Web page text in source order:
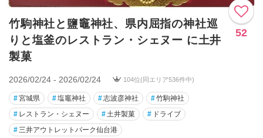
竹駒神社と鹽竈神社、県内屈指の神社巡
りと塩釜のレストラン・シェヌー に土井
製菓
52
2026/02/24 - 2026/02/24 104位(同エリア536件中)
#宮城県 #塩竈神社 #志波彦神社 #竹駒神社
# レストラン・シェヌー #土井製菓 # ドライブ
#三井アウトレットパーク仙台港